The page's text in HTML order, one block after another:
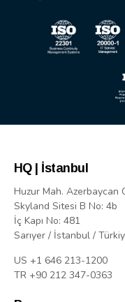
HQ | İstanbul
Huzur Mah. Azerbaycan
Skyland Sitesi B No: 4b
İç Kapı No: 481
Sarıyer / İstanbul /
US +1 646 213-1200
TR +90 212 347-0363